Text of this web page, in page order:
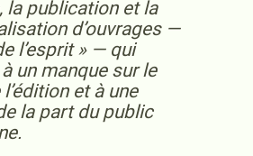
la publication et la
d’ouvrages —
l’esprit » — qui
un manque sur le
et à une
la part du public